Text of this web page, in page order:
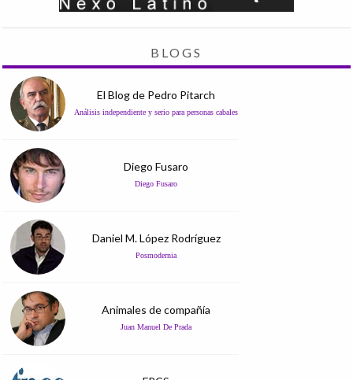
BLOGS
El Blog de Pedro Pitarch
Análisis independiente y serio para personas cabales
Diego Fusaro
Diego Fusaro
Daniel M. López Rodríguez
Posmodernia
Animales de compañía
Juan Manuel De Prada